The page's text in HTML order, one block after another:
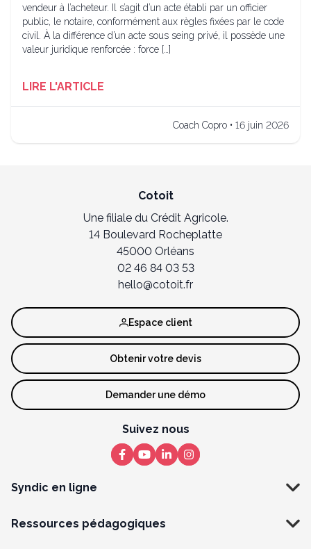
vendeur à l’acheteur. Il s’agit d’un acte établi par un officier
public, le notaire, conformément aux règles fixées par le code
civil. À la différence d’un acte sous seing privé, il possède une
valeur juridique renforcée : force […]
LIRE L'ARTICLE
Coach Copro • 16 juin 2026
Cotoit
Une filiale du Crédit Agricole.
14 Boulevard Rocheplatte
45000 Orléans
02 46 84 03 53
hello@cotoit.fr
Syndic en ligne
Ressources pédagogiques
Espace client
Obtenir votre devis
Demander une démo
Suivez nous